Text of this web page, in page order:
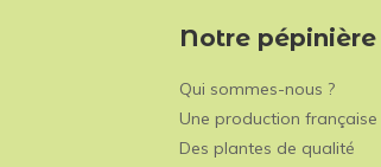
Notre pépinière
Qui sommes-nous ?
Une production française
Des plantes de qualité